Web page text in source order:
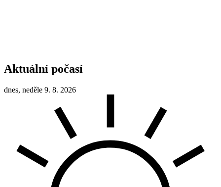
Aktuální počasí
dnes, neděle 9. 8. 2026